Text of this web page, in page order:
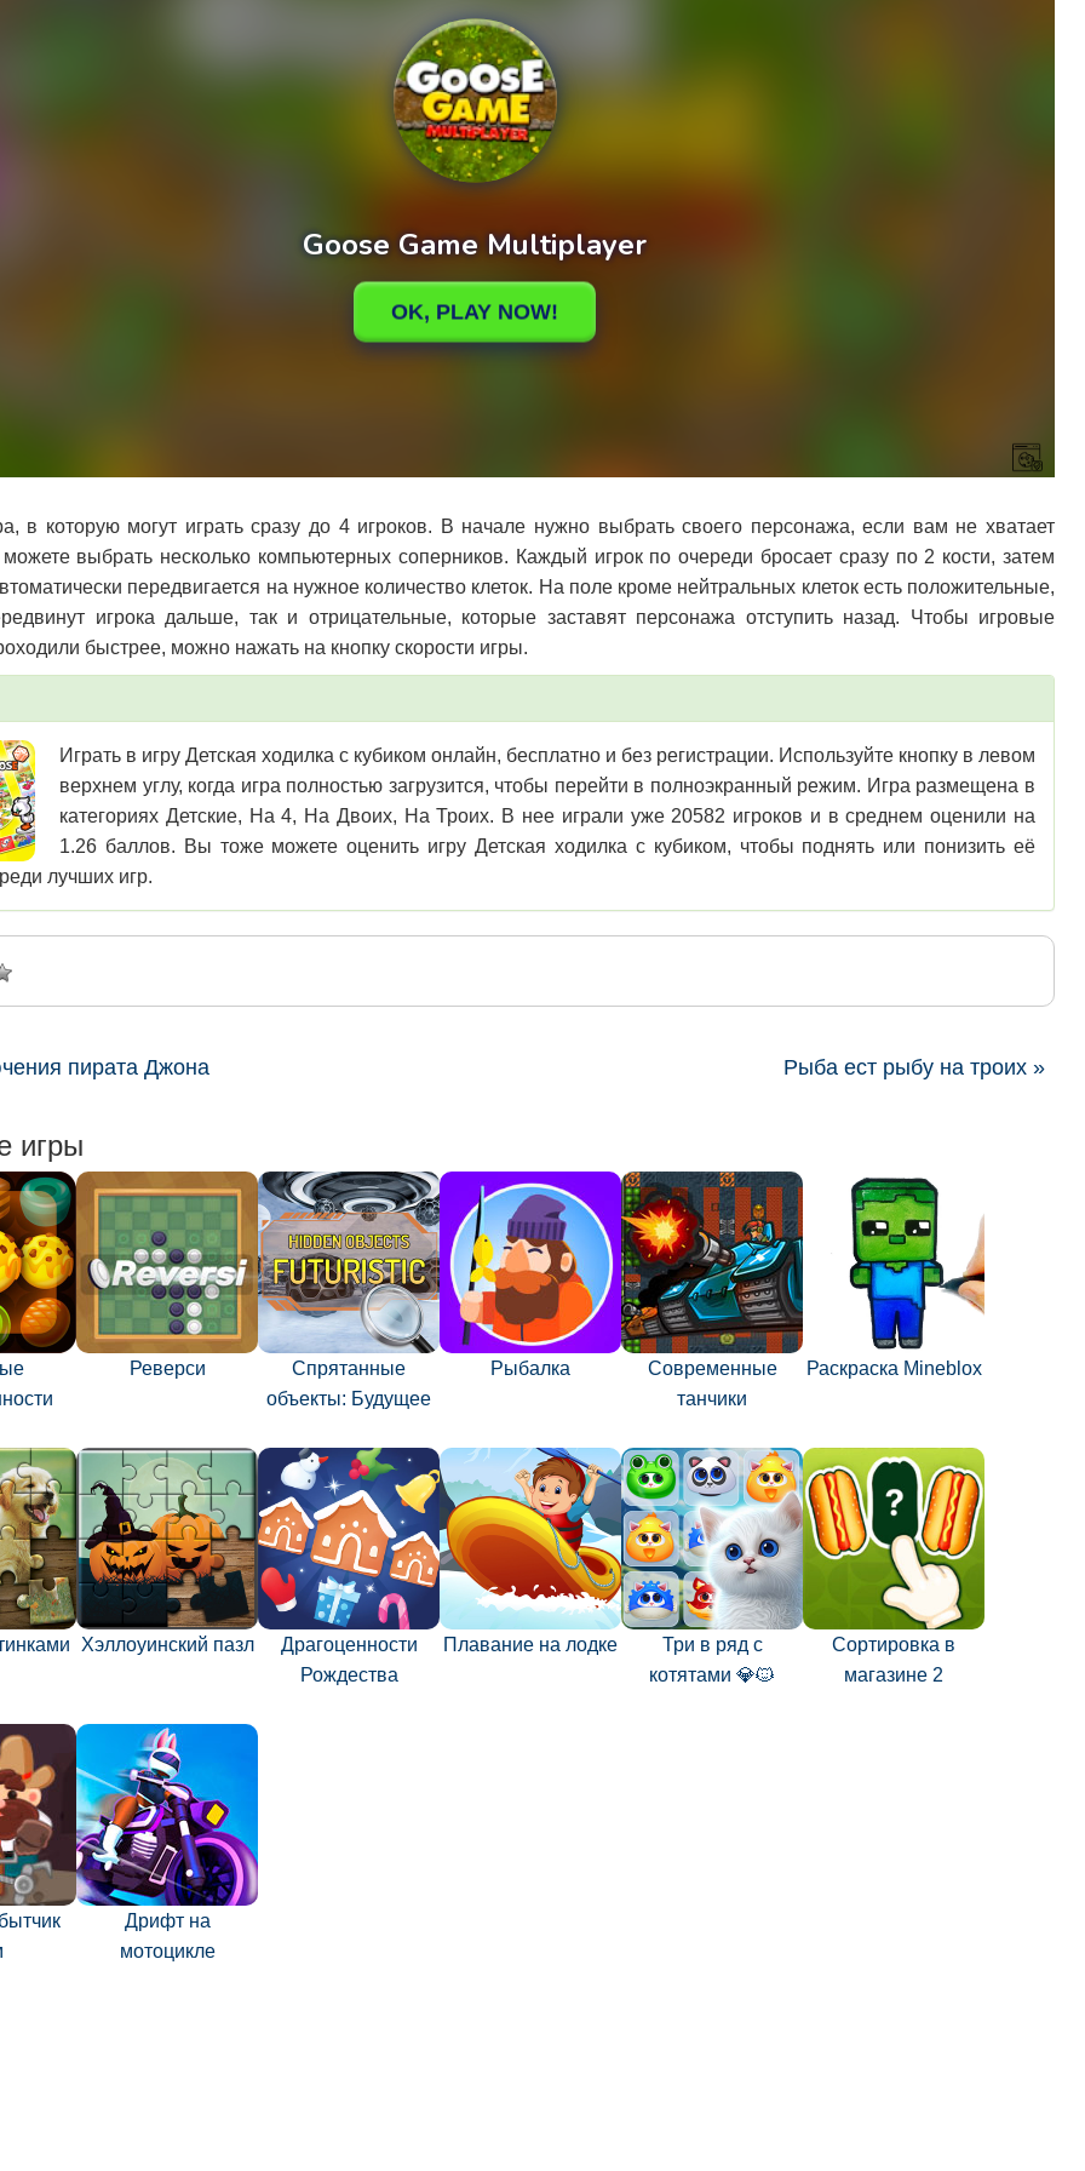
в которую могут играть сразу до 4 игроков. В начале нужно выбрать своего персонажа, если вам не хватает
можете выбрать несколько компьютерных соперников. Каждый игрок по очереди бросает сразу по 2 кости, затем
передвигается на нужное количество клеток. На поле кроме нейтральных клеток есть положительные,
игрока дальше, так и отрицательные, которые заставят персонажа отступить назад. Чтобы игровые
быстрее, можно нажать на кнопку скорости игры.
Играть в игру Детская ходилка с кубиком онлайн, бесплатно и без регистрации. Используйте кнопку в левом
верхнем углу, когда игра полностью загрузится, чтобы перейти в полноэкранный режим. Игра размещена в
категориях Детские, На 4, На Двоих, На Троих. В нее играли уже 20582 игроков и в среднем оценили на
1.26 баллов. Вы тоже можете оценить игру Детская ходилка с кубиком, чтобы поднять или понизить её
лучших игр.
пирата Джона Рыба ест рыбу на троих »
игры
Реверси
Спрятанные
объекты: Будущее
Рыбалка
Современные
танчики
Раскраска Mineblox
Хэллоуинский пазл
Драгоценности
Рождества
Плавание на лодке
Три в ряд с
котятами 💎🐱
Сортировка в
магазине 2
Дрифт на
мотоцикле